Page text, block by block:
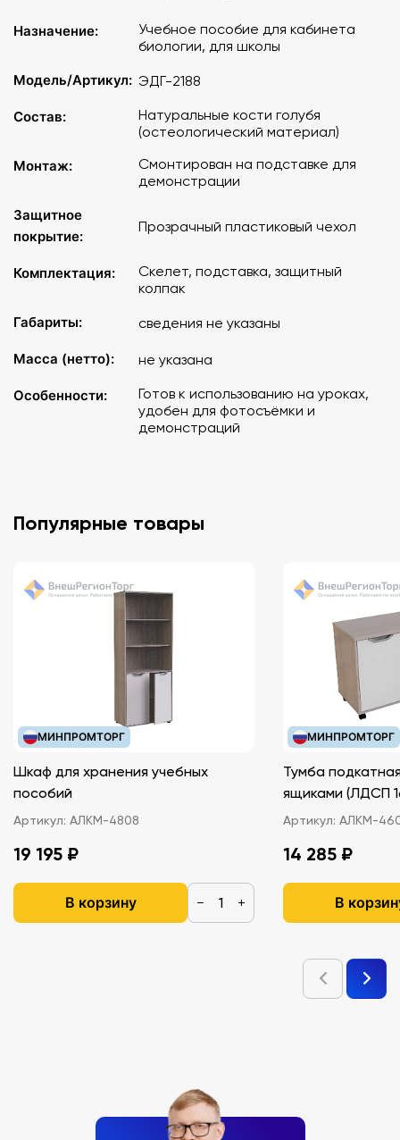
Назначение:
Учебное пособие для кабинета
биологии, для школы
Модель/Артикул: ЭДГ-2188
Состав:
Натуральные кости голубя
(остеологический материал)
Монтаж:
Смонтирован на подставке для
демонстрации
Защитное
покрытие:
Прозрачный пластиковый чехол
Комплектация:
Скелет, подставка, защитный
колпак
Габариты:
сведения не указаны
Масса (нетто): не указана
Особенности:
Готов к использованию на уроках,
удобен для фотосъёмки и
демонстраций
Популярные товары
МИНПРОМТОРГ
Шкаф для хранения учебных
пособий
Артикул: АЛКМ-4808
19 195 ₽
В корзину − +
МИНПРОМТОРГ
Тумба
ящиками
Артикул: АЛКМ-
14 285 ₽
В